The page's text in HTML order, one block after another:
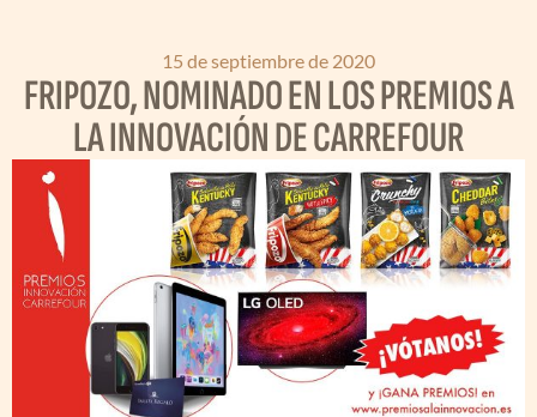
15 de septiembre de 2020
FRIPOZO, NOMINADO EN LOS PREMIOS A
LA INNOVACIÓN DE CARREFOUR